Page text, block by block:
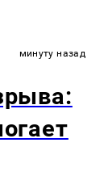
минуту назад